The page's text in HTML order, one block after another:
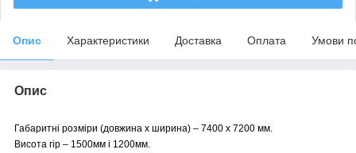
Опис Характеристики Доставка Оплата Умови
Опис
Габаритні розміри (довжина х ширина) – 7400 х 7200 мм.
Висота гір – 1500мм і 1200мм.